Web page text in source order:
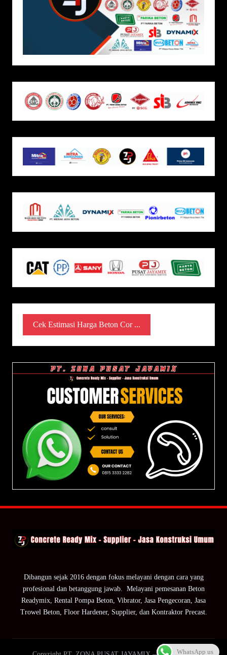
Cek Estimasi Harga Beton Cor ...
Dibangun sejak 2016 dengan fokus melayani dengan cara yang
profesional dan betanggung jawab. Melayani pemesanan Beton
Readymix, Rental Pompa Beton, Vibrator, Jasa Pengecoran, Jasa
Trowel Beton, Floor Hardener, Supplier, dan Kontraktor Precast.
WhatsApp us